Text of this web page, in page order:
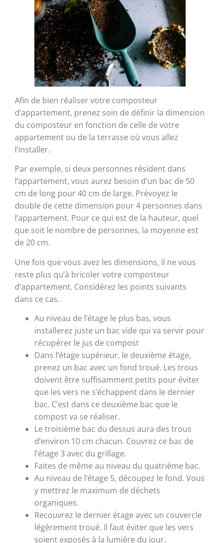
Afin de bien réaliser votre composteur
d’appartement, prenez soin de définir la dimension
du composteur en fonction de celle de votre
appartement ou de la terrasse où vous allez
l’installer.
Par exemple, si deux personnes résident dans
l’appartement, vous aurez besoin d’un bac de 50
cm de long pour 40 cm de large. Prévoyez le
double de cette dimension pour 4 personnes dans
l’appartement. Pour ce qui est de la hauteur, quel
que soit le nombre de personnes, la moyenne est
de 20 cm.
Une fois que vous avez les dimensions, il ne vous
reste plus qu’à bricoler votre composteur
d’appartement. Considérez les points suivants
dans ce cas.
Au niveau de l’étage le plus bas, vous
installerez juste un bac vide qui va servir pour
récupérer le jus de compost
Dans l’étage supérieur, le deuxième étage,
prenez un bac avec un fond troué. Les trous
doivent être suffisamment petits pour éviter
que les vers ne s’échappent dans le dernier
bac. C’est dans ce deuxième bac que le
compost va se réaliser.
Le troisième bac du dessus aura des trous
d’environ 10 cm chacun. Couvrez ce bac de
l’étage 3 avec du grillage.
Faites de même au niveau du quatrième bac.
Au niveau de l’étage 5, découpez le fond. Vous
y mettrez le maximum de déchets
organiques.
Recouvrez le dernier étage avec un couvercle
légèrement troué. Il faut éviter que les vers
soient exposés à la lumière du jour.